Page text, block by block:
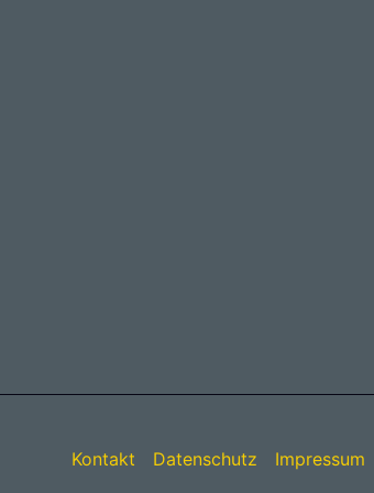
Kontakt Datenschutz Impressum